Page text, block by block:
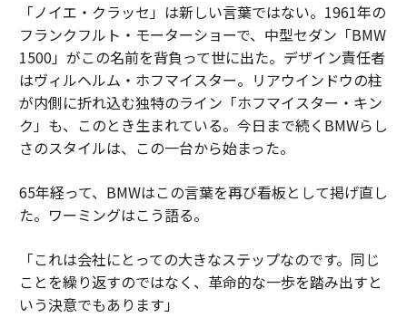
「ノイエ・クラッセ」は新しい言葉ではない。1961年の
フランクフルト・モーターショーで、中型セダン「BMW
1500」がこの名前を背負って世に出た。デザイン責任者
はヴィルヘルム・ホフマイスター。リアウインドウの柱
が内側に折れ込む独特のライン「ホフマイスター・キン
ク」も、このとき生まれている。今日まで続くBMWらし
さのスタイルは、この一台から始まった。
65年経って、BMWはこの言葉を再び看板として掲げ直し
た。ワーミングはこう語る。
「これは会社にとっての大きなステップなのです。同じ
ことを繰り返すのではなく、革命的な一歩を踏み出すと
いう決意でもあります」